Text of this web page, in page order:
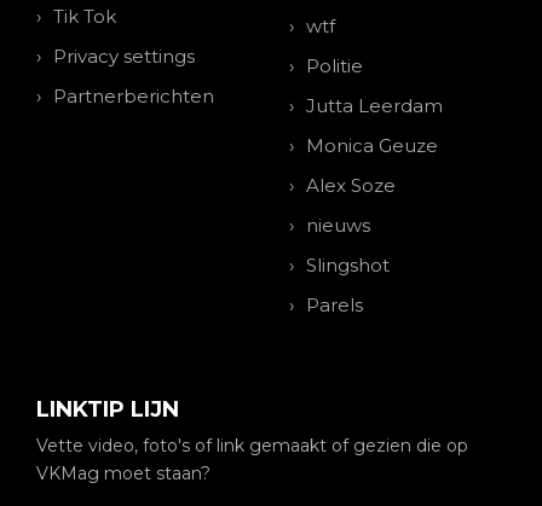
Tik Tok
Privacy settings
Partnerberichten
wtf
Politie
Jutta Leerdam
Monica Geuze
Alex Soze
nieuws
Slingshot
Parels
LINKTIP LIJN
Vette video, foto's of link gemaakt of gezien die op
VKMag moet staan?